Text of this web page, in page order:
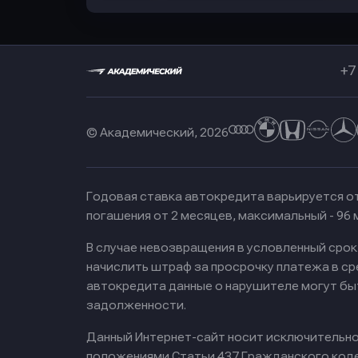
© Академический, 2026
Годовая ставка автокредита варьируется
погашения от 2 месяцев, максимальный -
В случае невозвращения в условленный
начислить штраф за просрочку платежа в
автокредита данные о нарушителе могут
задолженности.
Данный Интернет-сайт носит